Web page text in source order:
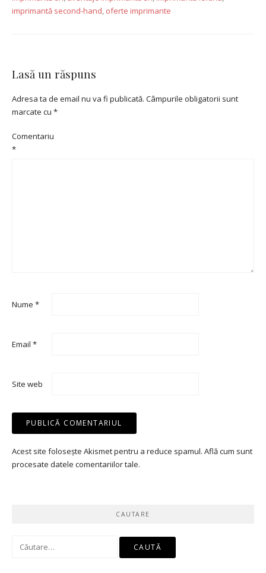
imprimantă second-hand, oferte imprimante
Lasă un răspuns
Adresa ta de email nu va fi publicată. Câmpurile obligatorii sunt
marcate cu *
Comentariu
*
Nume *
Email *
Site web
Acest site folosește Akismet pentru a reduce spamul. Află cum sunt
procesate datele comentariilor tale.
CAUTARE
Caută